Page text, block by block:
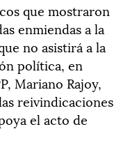
que mostraron
enmiendas a la
no asistirá a la
política, en
Mariano Rajoy,
reivindicaciones
el acto de